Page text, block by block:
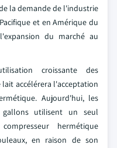
la demande de l'industrie
et en Amérique du
du marché au
croissante des
accélérera l'acceptation
Aujourd'hui, les
utilisent un seul
hermétique
en raison de son